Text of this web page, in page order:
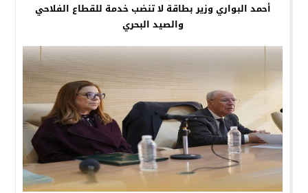
أحمد البواري وزير بطاقة لا تنضب خدمة للقطاع الفلاحي
والصيد البحري